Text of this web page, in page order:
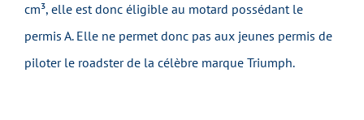
cm³, elle est donc éligible au motard possédant le
permis A. Elle ne permet donc pas aux jeunes permis de
piloter le roadster de la célèbre marque Triumph.